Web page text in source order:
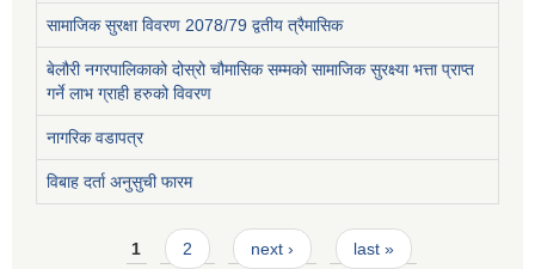
सामाजिक सुरक्षा विवरण 2078/79 द्वतीय त्रैमासिक
बेलौरी नगरपालिकाको दोस्रो चौमासिक सम्मको सामाजिक सुरक्ष्या भत्ता प्राप्त
गर्ने लाभ ग्राही हरुको विवरण
नागरिक वडापत्र
विबाह दर्ता अनुसुची फारम
Pages1 2 next › last »